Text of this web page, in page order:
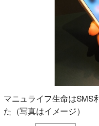
マニュライフ生命はSMS
た（写真はイメージ）